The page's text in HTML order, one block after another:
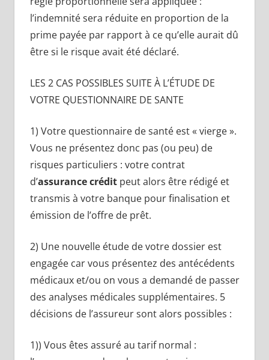
l’indemnité sera réduite en proportion de la
prime payée par rapport à ce qu’elle aurait dû
être si le risque avait été déclaré.
LES 2 CAS POSSIBLES SUITE À L’ÉTUDE DE
VOTRE QUESTIONNAIRE DE SANTE
1) Votre questionnaire de santé est « vierge ».
Vous ne présentez donc pas (ou peu) de
risques particuliers : votre contrat
d’assurance créditpeut alors être rédigé et
transmis à votre banque pour finalisation et
émission de l’offre de prêt.
2) Une nouvelle étude de votre dossier est
engagée car vous présentez des antécédents
médicaux et/ou on vous a demandé de passer
des analyses médicales supplémentaires. 5
décisions de l’assureur sont alors possibles :
1)) Vous êtes assuré au tarif normal :